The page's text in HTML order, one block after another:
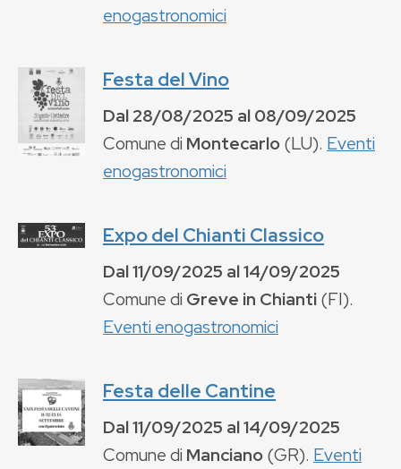
enogastronomici
Festa del Vino
Dal28/08/2025 al08/09/2025
Comune di Montecarlo(LU). Eventi
enogastronomici
Expo del Chianti Classico
Dal11/09/2025 al14/09/2025
Comune di Greve in Chianti(FI).
Eventi enogastronomici
Festa delle Cantine
Dal11/09/2025 al14/09/2025
Comune di Manciano(GR). Eventi